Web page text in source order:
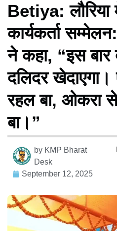
Betiya:
कार्यकर्ता
ने कहा, “इस बार
दलिदर
रहल बा, ओकरा
बा।”
by KMP Bharat
Desk
September 12, 2025